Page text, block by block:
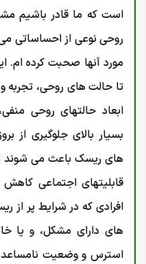
است که ما قادر باشیم
روحی نوعی از احساساتی
مورد آنها صحبت کرده ام.
تا حالت های روحی، تجربه و
ابعاد حالتهای روحی
بسیار بالای جلوگیری از
های ریسک باعث می شوند
قابلیتهای اجتماعی
افرادی که در شرایط پر از
های دارای مشکل، و یا
استرس و وضعیت نامساعد